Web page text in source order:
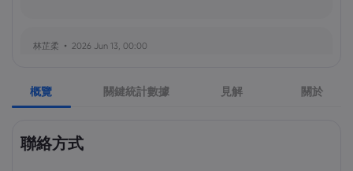
林芷柔 2026 Jun 13, 00:00
張瑋庭 2026 Jun 13, 00:00
北約安全態勢與美軍部署調整：美歐風險
概覽 關鍵統計數據 見解 關於
聯絡方式